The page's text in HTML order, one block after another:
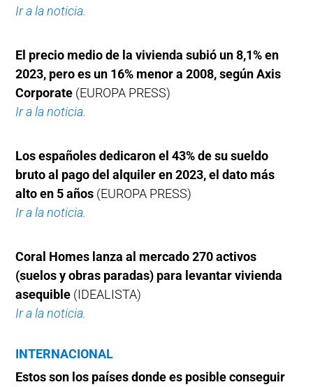
Ir a la noticia.
El precio medio de la vivienda subió un 8,1% en
2023, pero es un 16% menor a 2008, según Axis
Corporate (EUROPA PRESS)
Ir a la noticia.
Los españoles dedicaron el 43% de su sueldo
bruto al pago del alquiler en 2023, el dato más
alto en 5 años (EUROPA PRESS)
Ir a la noticia.
Coral Homes lanza al mercado 270 activos
(suelos y obras paradas) para levantar vivienda
asequible (IDEALISTA)
Ir a la noticia.
INTERNACIONAL
Estos son los países donde es posible conseguir